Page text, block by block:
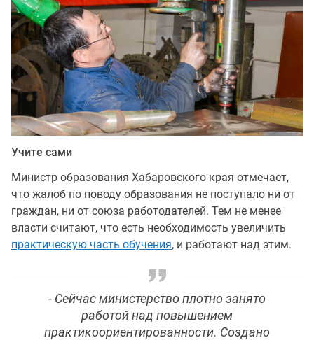
Учите сами
Министр образования Хабаровского края отмечает,
что жалоб по поводу образования не поступало ни от
граждан, ни от союза работодателей. Тем не менее
власти считают, что есть необходимость увеличить
практическую часть обучения, и работают над этим.
- Сейчас министерство плотно занято
работой над повышением
практикоориентированности. Создано